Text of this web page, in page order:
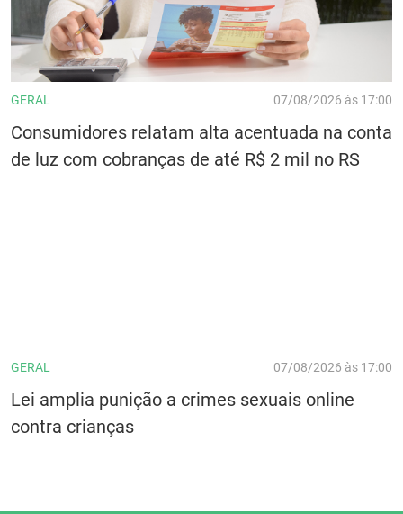
GERAL 07/08/2026 às 17:00
Consumidores relatam alta acentuada na conta
de luz com cobranças de até R$ 2 mil no RS
GERAL 07/08/2026 às 17:00
Lei amplia punição a crimes sexuais online
contra crianças